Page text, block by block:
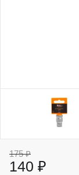
175 ₽
140 ₽